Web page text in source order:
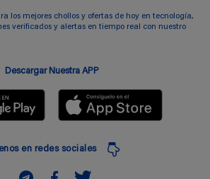
los mejores chollos y ofertas de hoy en tecnología,
verificados y alertas en tiempo real con nuestro
Descargar Nuestra APP
en redes sociales